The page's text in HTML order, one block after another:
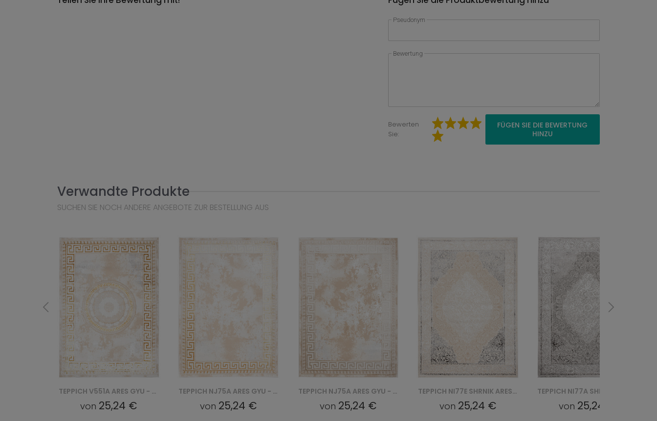
Pseudonym
Bewertung
Bewerten
Sie:
FÜGEN SIE DIE BEWERTUNG
HINZU
Verwandte Produkte
SUCHEN SIE NOCH ANDERE ANGEBOTE ZUR BESTELLUNG AUS
TEPPICH V551A ARES GYU - ZŁOTY
von 25,24 €
TEPPICH NJ75A ARES GYU - ZŁOTY
von 25,24 €
TEPPICH NJ75A ARES GYU - BEŻOWY
von 25,24 €
TEPPICH NI77E SHRNIK ARES GYV - KREMOWY
von 25,24 € von 25,24 €